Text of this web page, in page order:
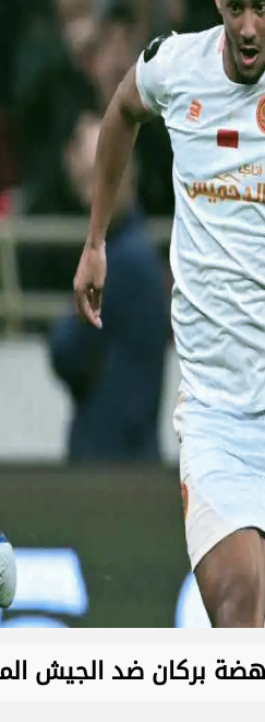
بركان ضد الجيش